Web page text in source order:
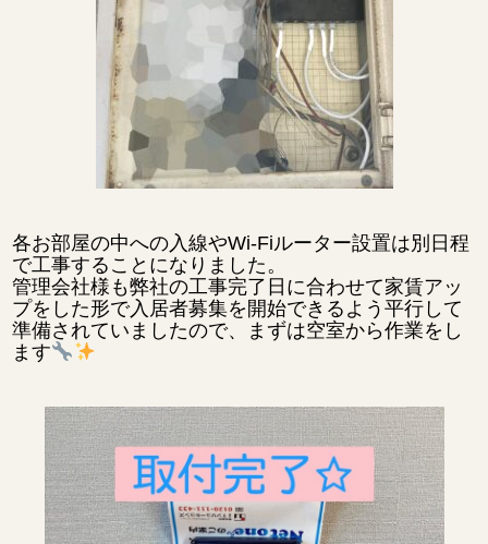
各お部屋の中への入線やWi-Fiルーター設置は別日程
で工事することになりました。
管理会社様も弊社の工事完了日に合わせて家賃アッ
プをした形で入居者募集を開始できるよう平行して
準備されていましたので、まずは空室から作業をし
ます